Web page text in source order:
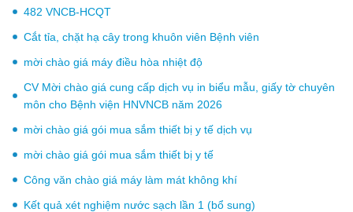
482 VNCB-HCQT
Cắt tỉa, chặt hạ cây trong khuôn viên Bệnh viên
mời chào giá máy điều hòa nhiệt độ
CV Mời chào giá cung cấp dịch vụ in biểu mẫu, giấy tờ chuyên
môn cho Bệnh viện HNVNCB năm 2026
mời chào giá gói mua sắm thiết bị y tế dịch vụ
mời chào giá gói mua sắm thiết bị y tế
Công văn chào giá máy làm mát không khí
Kết quả xét nghiệm nước sạch lần 1 (bổ sung)